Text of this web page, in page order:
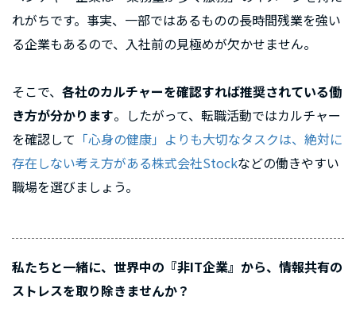
れがちです。事実、一部ではあるものの長時間残業を強い
る企業もあるので、入社前の見極めが欠かせません。
そこで、 各社のカルチャーを確認すれば推奨されている働
き方が分かります。したがって、転職活動ではカルチャー
を確認して 「心身の健康」よりも大切なタスクは、絶対に
存在しない考え方がある株式会社Stockなどの働きやすい
職場を選びましょう。
私たちと一緒に、世界中の『非IT企業』から、情報共有の
ストレスを取り除きませんか？